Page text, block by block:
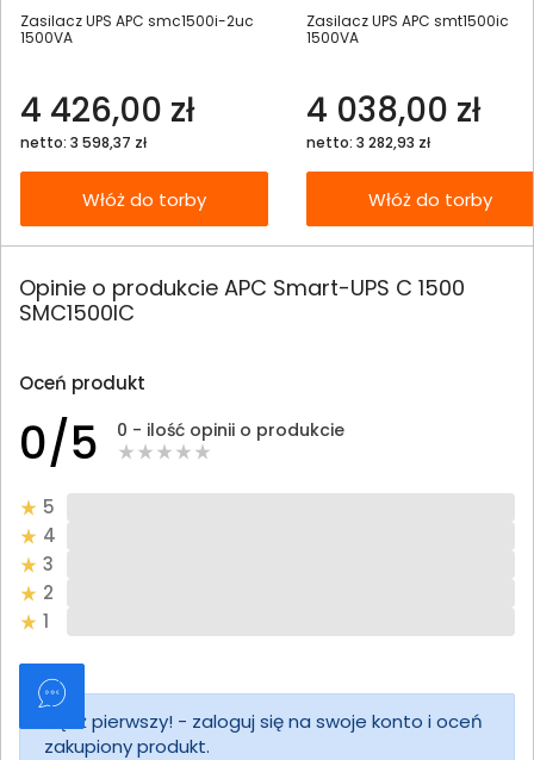
Zasilacz UPS APC smc1500i-2uc
1500VA
4 426,00 zł
netto: 3 598,37 zł
Włóż do torby
Zasilacz UPS APC smt1500ic
1500VA
4 038,00 zł
netto: 3 282,93 zł
Włóż do torby
Opinie o produkcie APC Smart-UPS C 1500
SMC1500IC
Oceń produkt
0/5 0 - ilość opinii o produkcie
5
4
3
2
1
Bądź pierwszy! - zaloguj się na swoje konto i oceń
zakupiony produkt.